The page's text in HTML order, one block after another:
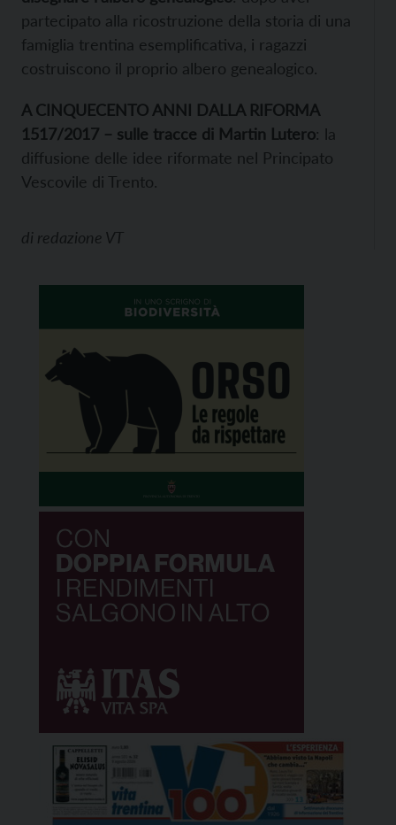
partecipato alla ricostruzione della storia di una
famiglia trentina esemplificativa, i ragazzi
costruiscono il proprio albero genealogico.
A CINQUECENTO ANNI DALLA RIFORMA
1517/2017 – sulle tracce di Martin Lutero: la
diffusione delle idee riformate nel Principato
Vescovile di Trento.
di redazione VT